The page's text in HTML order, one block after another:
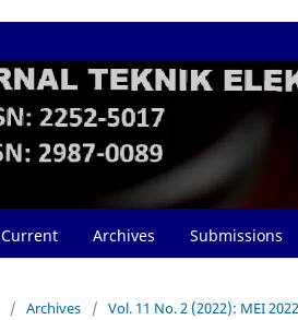
Current Archives Submissions
/ Archives / Vol. 11 No. 2 (2022): MEI 2022